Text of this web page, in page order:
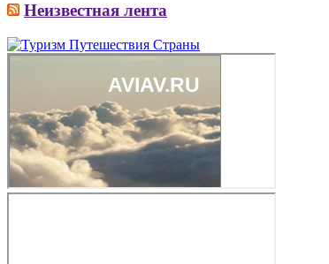
Неизвестная лента